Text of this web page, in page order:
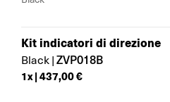
Kit indicatori di direzione
Black | ZVP018B
1x | 437,00 €